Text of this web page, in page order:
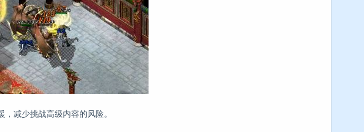
减少挑战高级内容的风险。